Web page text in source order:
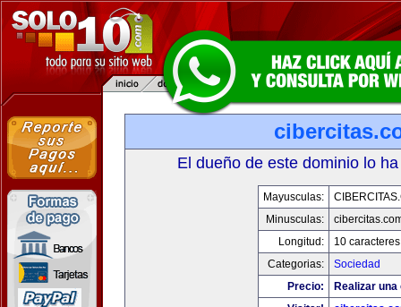
El dueño de este dominio lo
Mayusculas:
Minusculas:
Longitud:
10 caracteres
Categorias:
Sociedad
Precio:
Realizar